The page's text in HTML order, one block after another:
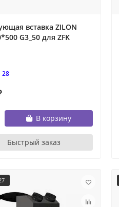
вставка ZILON
G3_50 для ZFK
28
В корзину
Быстрый заказ